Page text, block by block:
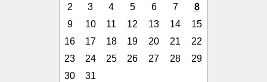
2
3 4 5 6 7
8
9
10 11 12 13 14
15
16
17 18 19 20 21
22
23
24 25 26 27 28
29
30
31